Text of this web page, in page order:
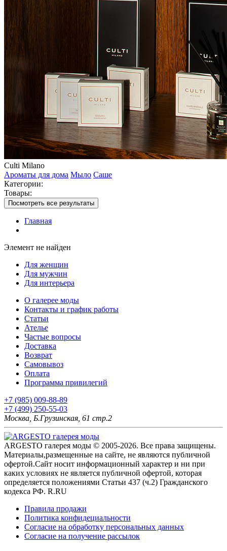
Culti Milano
Ароматы для дома Мыло Саше
Категории:
Товары:
Посмотреть все результаты
Главная
Элемент не найден
Для женщин
Для мужчин
Для интерьера
О галерее моды
Контакты и график работы
Статьи
Ателье
Частые вопросы
Доставка
Возврат
Самовывоз
Оплата
Программа привилегий
+7 (985) 009-88-89
+7 (499) 250-55-03
Москва, Б.Грузинская, 61 стр.2
ARGESTO галерея моды © 2005-2026. Все права защищены.
Материалы,размещенные на сайте, не являются публичной
офертой.Сайт носит информационный характер и ни при
каких условиях не является публичной офертой, которая
определяется положениями Статьи 437 (ч.2) Гражданского
кодекса РФ. R.RU
Правила продажи
Политика конфидециальности
Согласие на обработку персональных данных
Согласие на получение рассылок